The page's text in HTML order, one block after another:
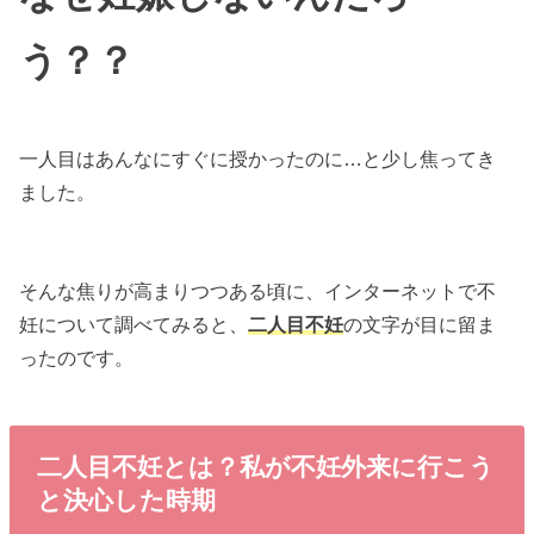
う？？
一人目はあんなにすぐに授かったのに…と少し焦ってき
ました。
そんな焦りが高まりつつある頃に、インターネットで不
妊について調べてみると、二人目不妊の文字が目に留ま
ったのです。
二人目不妊とは？私が不妊外来に行こう
と決心した時期